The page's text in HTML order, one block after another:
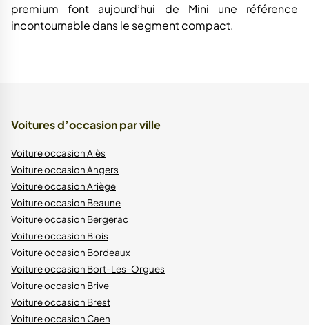
premium font aujourd’hui de Mini une référence
incontournable dans le segment compact.
Voitures d’occasion par ville
Voiture occasion Alès
Voiture occasion Angers
Voiture occasion Ariège
Voiture occasion Beaune
Voiture occasion Bergerac
Voiture occasion Blois
Voiture occasion Bordeaux
Voiture occasion Bort-Les-Orgues
Voiture occasion Brive
Voiture occasion Brest
Voiture occasion Caen